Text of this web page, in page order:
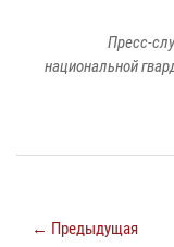
Пресс-
национальной
← Предыдущая